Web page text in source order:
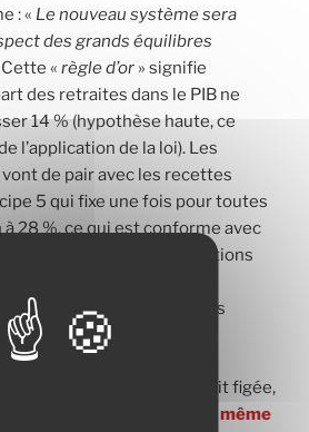
: « Le nouveau système sera
des grands équilibres
Cette « règle d’or » signifie
des retraites dans le PIB ne
14 % (hypothèse haute, ce
l’application de la loi). Les
de pair avec les recettes
5 qui fixe une fois pour toutes
28 %, ce qui est conforme avec
système à points à «cotisations
n’a plus à craindre une
pour équilibrer les
social
, la part de PIB serait figée,
le taux de cotisation.
C’est même